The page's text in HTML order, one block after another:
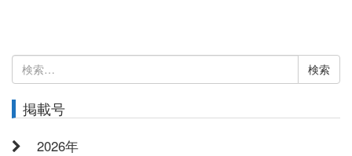
検
索:
掲載号
2026年